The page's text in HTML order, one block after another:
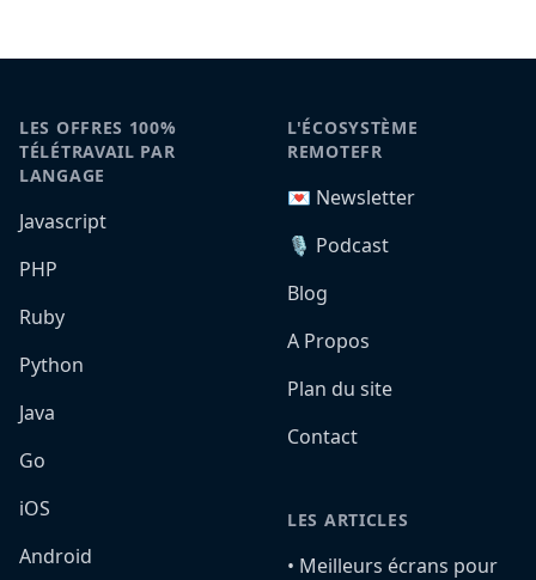
LES OFFRES 100%
TÉLÉTRAVAIL PAR
LANGAGE
Javascript
PHP
Ruby
Python
Java
Go
iOS
Android
L'ÉCOSYSTÈME
REMOTEFR
💌 Newsletter
🎙️ Podcast
Blog
A Propos
Plan du site
Contact
LES ARTICLES
•️ Meilleurs écrans pour